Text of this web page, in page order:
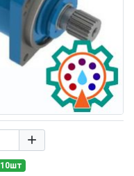
add
10шт